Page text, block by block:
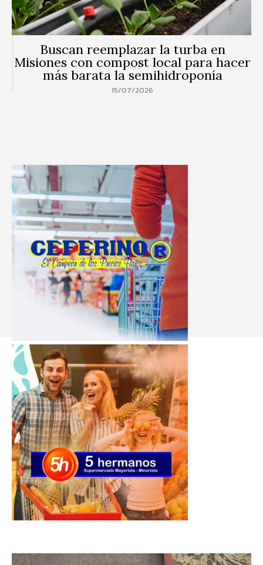
Buscan reemplazar la turba en
Misiones con compost local para hacer
más barata la semihidroponía
15/07/2026